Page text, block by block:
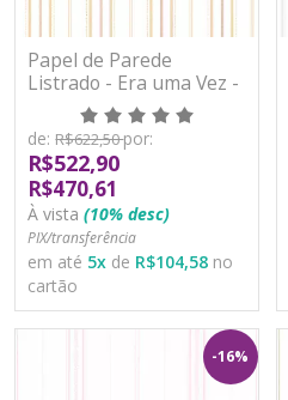
Papel de Parede
Listrado - Era uma Vez -
89778 - Vinílico
de: R$622,50por:
R$522,90
R$470,61
À vista (10% desc)
PIX/transferência
em até 5x de R$104,58 no
cartão
-16%